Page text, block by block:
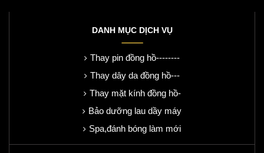
DANH MỤC DỊCH VỤ
Thay pin đồng hồ--------
Thay dây da đồng hồ---
Thay mặt kính đồng hồ-
Bảo dưỡng lau dầy máy
Spa,đánh bóng làm mới